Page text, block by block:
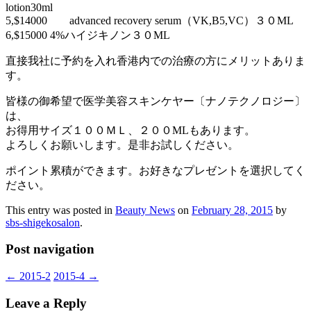
lotion30ml
5,$14000 advanced recovery serum（VK,B5,VC）３０ML
6,$15000 4%ハイジキノン３０ML
直接我社に予約を入れ香港内での治療の方にメリットありま
す。
皆様の御希望で医学美容スキンケヤー〔ナノテクノロジー〕
は、
お得用サイズ１００ＭＬ、２００MLもあります。
よろしくお願いします。是非お試しください。
ポイント累積ができます。お好きなプレゼントを選択してく
ださい。
This entry was posted in Beauty News on February 28, 2015 by
sbs-shigekosalon.
Post navigation
← 2015-2 2015-4 →
Leave a Reply